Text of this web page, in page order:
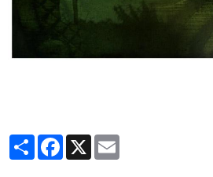
PartagerFacebook
X